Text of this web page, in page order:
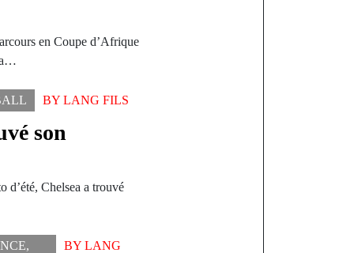
en Coupe d’Afrique
a…
BYLANG FILS
son
d’été, Chelsea a trouvé
,
BYLANG